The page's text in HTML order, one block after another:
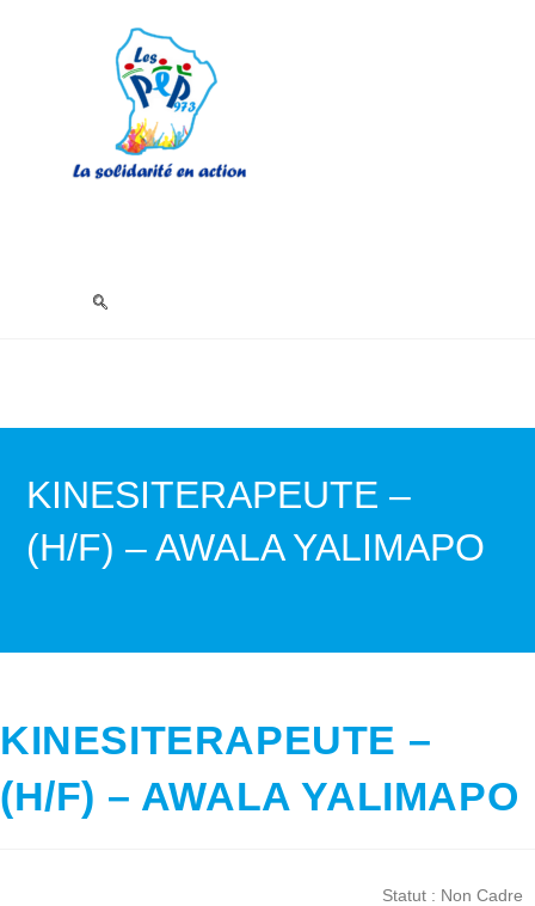
KINESITERAPEUTE –
(H/F) – AWALA YALIMAPO
KINESITERAPEUTE –
(H/F) – AWALA YALIMAPO
Statut : Non Cadre